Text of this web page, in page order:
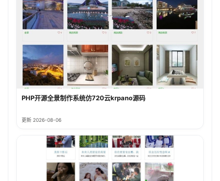
PHP开源全景制作系统仿720云krpano源码
更新 2026-08-06